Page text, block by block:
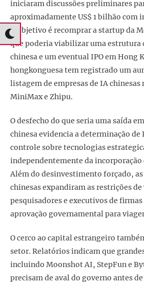
iniciaram discussões preliminares
aproximadamente US$ 1 bilhão com
O objetivo é recomprar a startup da
que poderia viabilizar uma estrutura
chinesa e um eventual IPO em Hong
hongkonguesa tem registrado um
listagem de empresas de IA chinesas
MiniMax e Zhipu.
O desfecho do que seria uma saída
chinesa evidencia a determinação de
controle sobre tecnologias
independentemente da incorporação
Além do desinvestimento forçado,
chinesas expandiram as restrições
pesquisadores e executivos de
aprovação governamental para
O cerco ao capital estrangeiro
setor. Relatórios indicam que
incluindo Moonshot AI, StepFun e
precisam de aval do governo antes